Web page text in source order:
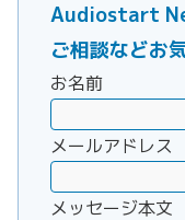
Audiostart
ご相談などお
お名前
メールアドレス
メッセージ本文